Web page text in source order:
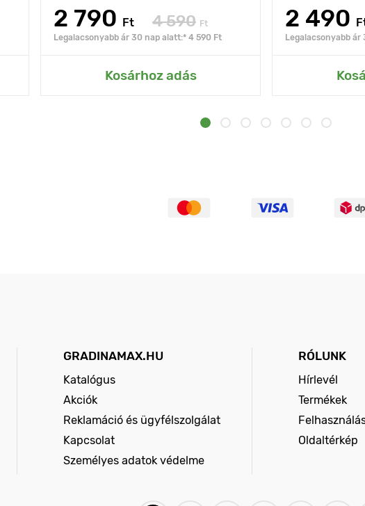
2 790 Ft 4 590 Ft
Legalacsonyabb ár 30 nap alatt:* 4 590 Ft
Kosárhoz adás
2 490
Legalacsonyabb
GRADINAMAX.HU
Katalógus
Akciók
Reklamáció és ügyfélszolgálat
Kapcsolat
Személyes adatok védelme
RÓLUNK
Hírlevél
Termékek
Oldaltérkép